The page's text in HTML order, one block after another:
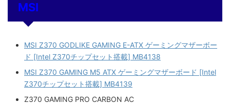
MSI
MSI Z370 GODLIKE GAMING E-ATX ゲーミングマザーボー
ド [Intel Z370チップセット搭載] MB4138
MSI Z370 GAMING M5 ATX ゲーミングマザーボード [Intel
Z370チップセット搭載] MB4139
Z370 GAMING PRO CARBON AC